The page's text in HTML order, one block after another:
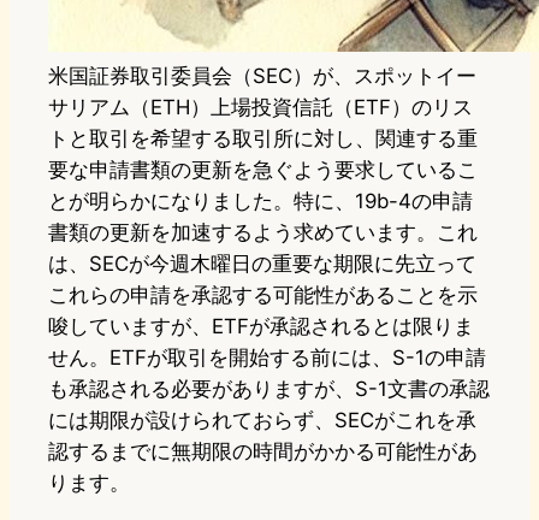
米国証券取引委員会（SEC）が、スポットイー
サリアム（ETH）上場投資信託（ETF）のリス
トと取引を希望する取引所に対し、関連する重
要な申請書類の更新を急ぐよう要求しているこ
とが明らかになりました。特に、19b-4の申請
書類の更新を加速するよう求めています。これ
は、SECが今週木曜日の重要な期限に先立って
これらの申請を承認する可能性があることを示
唆していますが、ETFが承認されるとは限りま
せん。ETFが取引を開始する前には、S-1の申請
も承認される必要がありますが、S-1文書の承認
には期限が設けられておらず、SECがこれを承
認するまでに無期限の時間がかかる可能性があ
ります。